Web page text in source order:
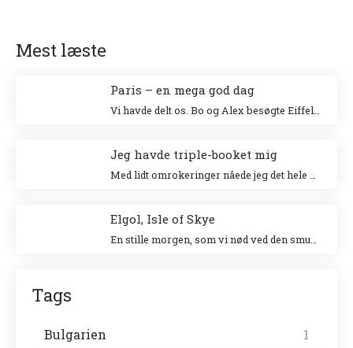
Mest læste
Paris – en mega god dag
Jeg havde triple-booket mig
Elgol, Isle of Skye
Tags
Bulgarien
1